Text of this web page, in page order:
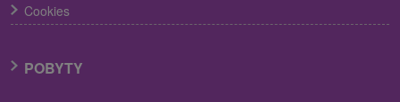
Cookies
POBYTY